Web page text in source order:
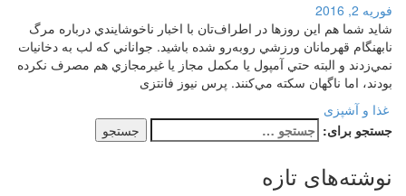
فوریه 2, 2016
شايد شما هم اين روزها در اطراف‌تان با اخبار ناخوشايندي درباره مرگ
نابهنگام قهرمانان ورزشي روبه‌رو شده باشيد. جواناني كه لب به دخانيات
نمي‌زدند و البته حتي آمپول يا مكمل مجاز يا غيرمجازي هم مصرف نكرده
بودند، اما ناگهان سكته مي‌كنند. پرس نیوز فانتزی
غذا و آشپزی
جستجو برای:
نوشته‌های تازه